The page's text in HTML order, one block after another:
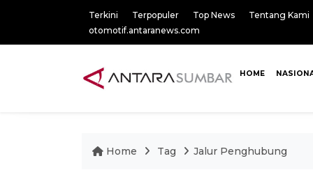
Terkini Terpopuler Top News
Tentang Kami
otomotif.antaranews.com
HOME
Home Tag Jalur Penghubung